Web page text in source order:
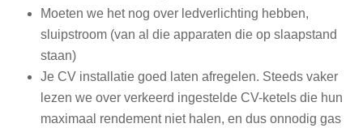
Moeten we het nog over ledverlichting hebben,
sluipstroom (van al die apparaten die op slaapstand
staan)
Je CV installatie goed laten afregelen. Steeds vaker
lezen we over verkeerd ingestelde CV-ketels die hun
maximaal rendement niet halen, en dus onnodig gas